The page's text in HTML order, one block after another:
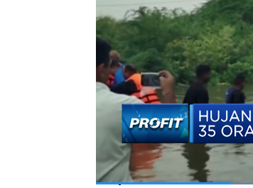
Bagikan:
#hujan #banjir #india
Popular Videos